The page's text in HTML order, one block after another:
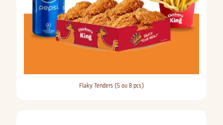
Flaky Tenders (5 ou 8 pcs)